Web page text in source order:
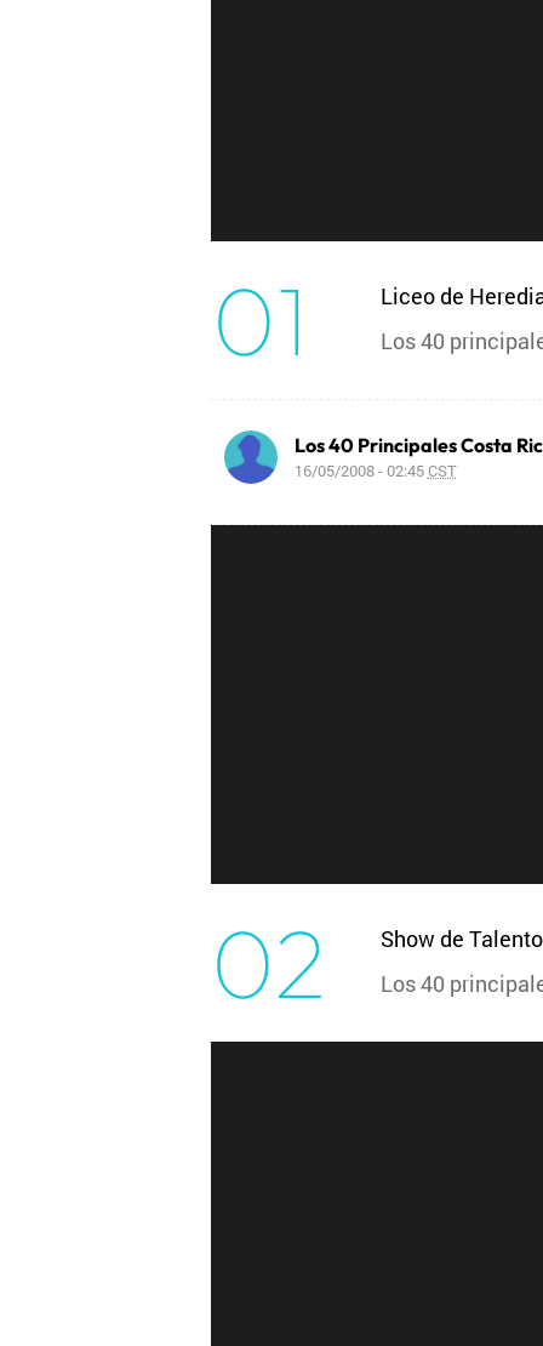
01
Liceo de
Los 40
Los 40 Principales Costa
16/05/2008 - 02:45CST
02
Show de
Los 40